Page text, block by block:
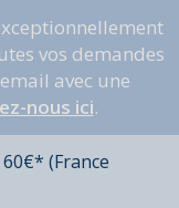
vos demandes
avec une
nous ici.
(France